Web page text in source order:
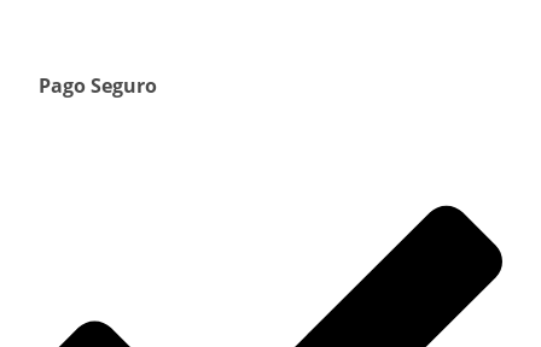
Pago Seguro